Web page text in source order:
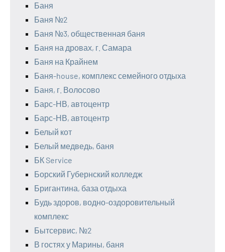
Баня
Баня №2
Баня №3, общественная баня
Баня на дровах, г. Самара
Баня на Крайнем
Баня-house, комплекс семейного отдыха
Баня, г. Волосово
Барс-НВ, автоцентр
Барс-НВ, автоцентр
Белый кот
Белый медведь, баня
БК Service
Борский Губернский колледж
Бригантина, база отдыха
Будь здоров, водно-оздоровительный
комплекс
Бытсервис, №2
В гостях у Марины, баня